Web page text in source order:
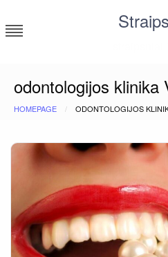
to
content
odontologijos klinika
HOMEPAGE ODONTOLOGIJOS